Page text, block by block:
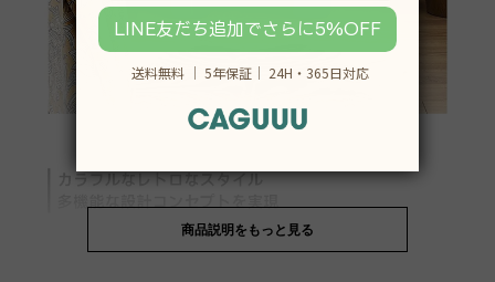
商品説明をもっと見る